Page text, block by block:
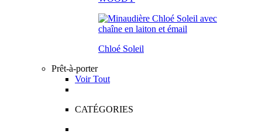
Chloé Soleil
Prêt-à-porter
Voir Tout
CATÉGORIES